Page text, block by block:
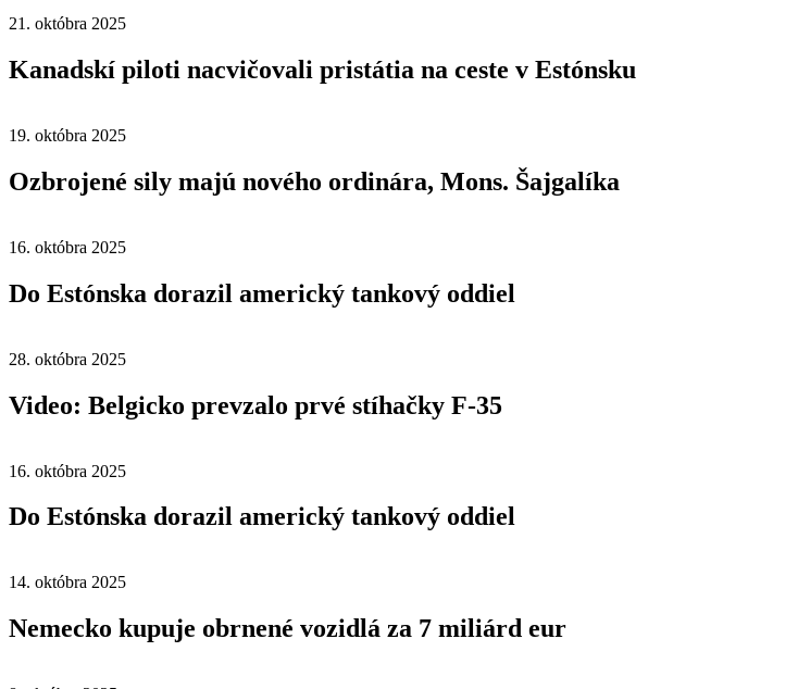
21. októbra 2025
Kanadskí piloti nacvičovali pristátia na ceste v Estónsku
19. októbra 2025
Ozbrojené sily majú nového ordinára, Mons. Šajgalíka
16. októbra 2025
Do Estónska dorazil americký tankový oddiel
28. októbra 2025
Video: Belgicko prevzalo prvé stíhačky F-35
16. októbra 2025
Do Estónska dorazil americký tankový oddiel
14. októbra 2025
Nemecko kupuje obrnené vozidlá za 7 miliárd eur